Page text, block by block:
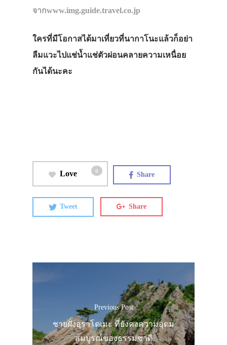
จากwww.img.guide.travel.co.jp
ใครที่มีโอกาสได้มาเที่ยวที่นากาโนะแล้วก็อย่า
ลืมแวะไปแช่น้ำแช่ตัวผ่อนคลายความเหนื่อย
กันได้นะคะ
Love 0 Share
Tweet Share
Previous Post
ชายฝั่งอุราโดเมะ ที่ยังคงความอุดม
สมบูรณ์ของธรรมชาติ